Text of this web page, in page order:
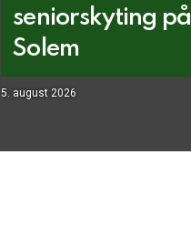
seniorskyting på
Solem
5. august 2026